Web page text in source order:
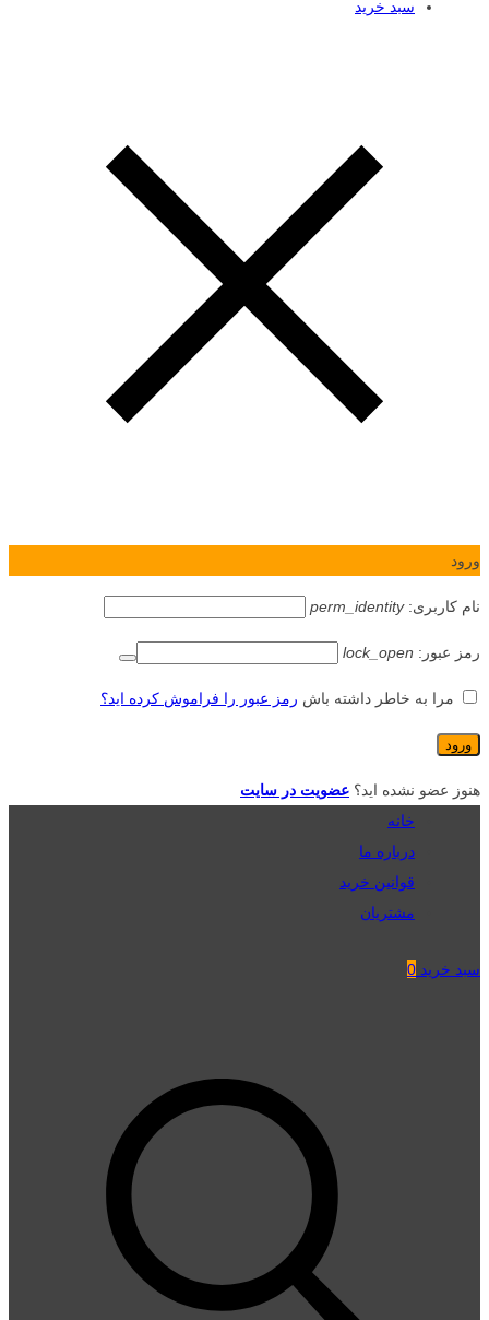
سبد خرید
ورود
نام کاربری:perm_identity
رمز عبور: lock_open
مرا به خاطر داشته باش رمز عبور را فراموش کرده اید؟
هنوز عضو نشده اید؟ عضویت در سایت
خانه
درباره ما
قوانین خرید
مشتریان
سبد خرید 0